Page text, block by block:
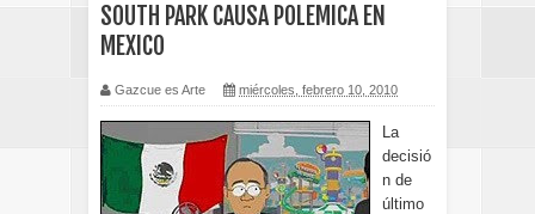
SOUTH PARK CAUSA POLEMICA EN
MEXICO
Gazcue es Arte miércoles, febrero 10, 2010
La
decisió
n de
último